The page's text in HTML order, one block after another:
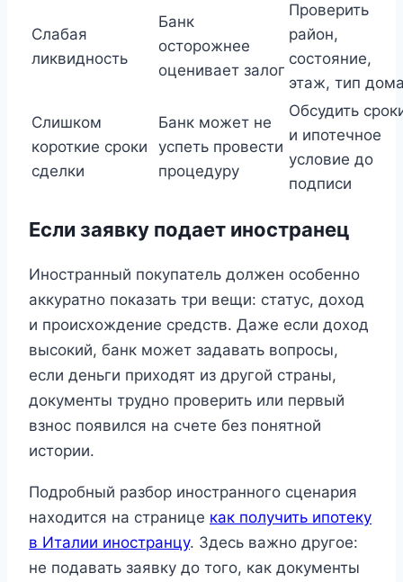
Слабая
ликвидность
Банк
осторожнее
оценивает залог
Проверить
район,
состояние,
этаж, тип
Слишком
короткие сроки
сделки
Банк может не
успеть провести
процедуру
Обсудить
и ипотечное
условие до
подписи
Если заявку подает иностранец
Иностранный покупатель должен особенно
аккуратно показать три вещи: статус, доход
и происхождение средств. Даже если доход
высокий, банк может задавать вопросы,
если деньги приходят из другой страны,
документы трудно проверить или первый
взнос появился на счете без понятной
истории.
Подробный разбор иностранного сценария
находится на странице как получить ипотеку
в Италии иностранцу. Здесь важно другое:
не подавать заявку до того, как документы